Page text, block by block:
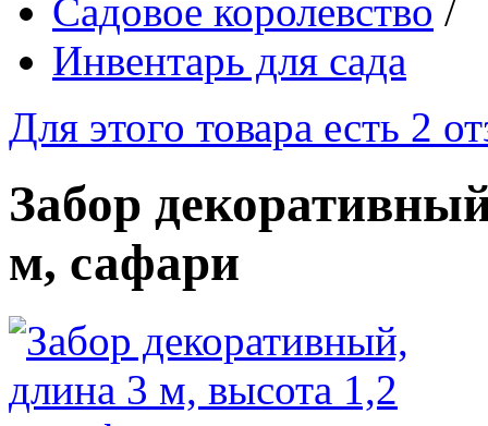
Садовое королевство /
Инвентарь для сада
Для этого товара есть 2
Забор
м, сафари